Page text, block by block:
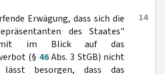
14
Erwägung, dass sich die
des Staates"
im Blick auf das
(§ 46Abs. 3 StGB) nicht
lässt besorgen, dass das